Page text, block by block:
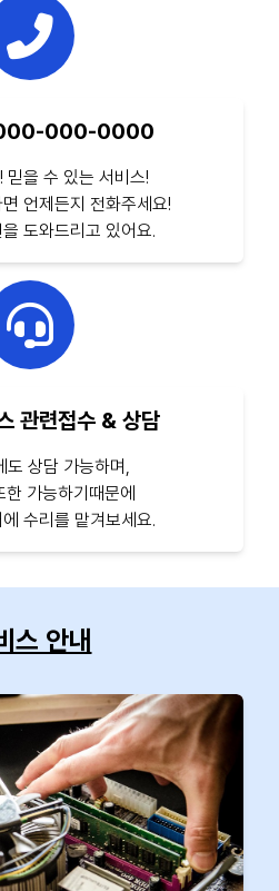
000-000-0000
믿을 수 있는 서비스!
언제든지 전화주세요!
도와드리고 있어요.
관련접수 & 상담
도 상담 가능하며,
한 가능하기때문에
수리를 맡겨보세요.
스 안내